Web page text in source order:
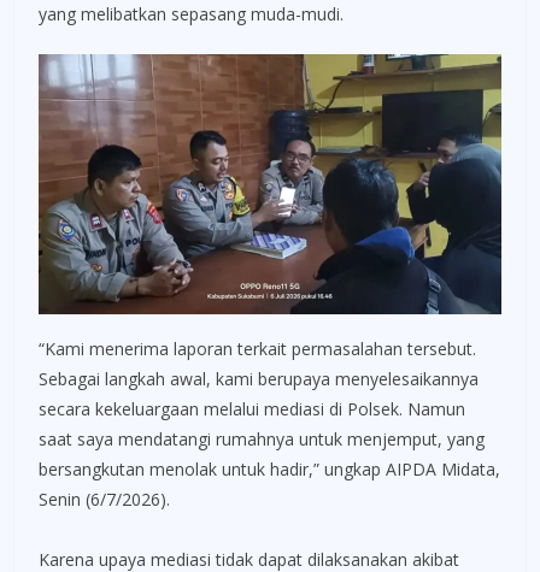
yang melibatkan sepasang muda-mudi.
“Kami menerima laporan terkait permasalahan tersebut.
Sebagai langkah awal, kami berupaya menyelesaikannya
secara kekeluargaan melalui mediasi di Polsek. Namun
saat saya mendatangi rumahnya untuk menjemput, yang
bersangkutan menolak untuk hadir,” ungkap AIPDA Midata,
Senin (6/7/2026).
Karena upaya mediasi tidak dapat dilaksanakan akibat